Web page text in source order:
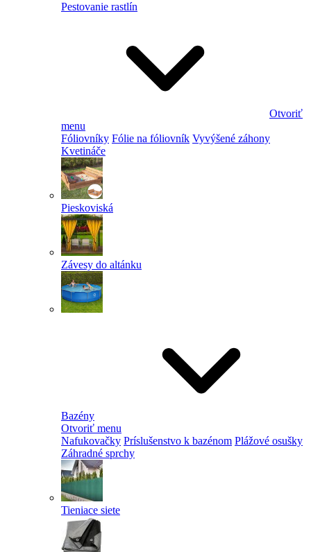
Pestovanie rastlín
Otvoriť
menu
Fóliovníky Fólie na fóliovník Vyvýšené záhony
Kvetináče
Pieskoviská
Závesy do altánku
Bazény
Otvoriť menu
Nafukovačky Príslušenstvo k bazénom Plážové osušky
Záhradné sprchy
Tieniace siete